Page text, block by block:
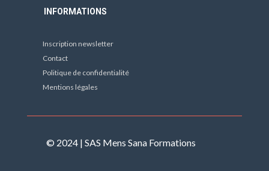
INFORMATIONS
Inscription newsletter
Contact
Politique de confidentialité
Mentions légales
© 2024 | SAS Mens Sana Formations